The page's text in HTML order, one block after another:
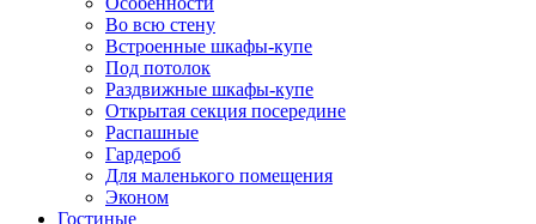
Во всю стену
Встроенные шкафы-купе
Под потолок
Раздвижные шкафы-купе
Открытая секция посередине
Распашные
Гардероб
Для маленького помещения
Эконом
Гостиные